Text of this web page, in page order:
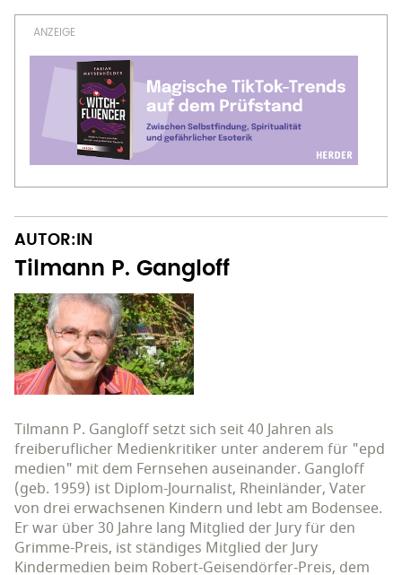
AUTOR:IN
Tilmann P. Gangloff
Tilmann P. Gangloff setzt sich seit 40 Jahren als
freiberuflicher Medienkritiker unter anderem für "epd
medien" mit dem Fernsehen auseinander. Gangloff
(geb. 1959) ist Diplom-Journalist, Rheinländer, Vater
von drei erwachsenen Kindern und lebt am Bodensee.
Er war über 30 Jahre lang Mitglied der Jury für den
Grimme-Preis, ist ständiges Mitglied der Jury
Kindermedien beim Robert-Geisendörfer-Preis, dem